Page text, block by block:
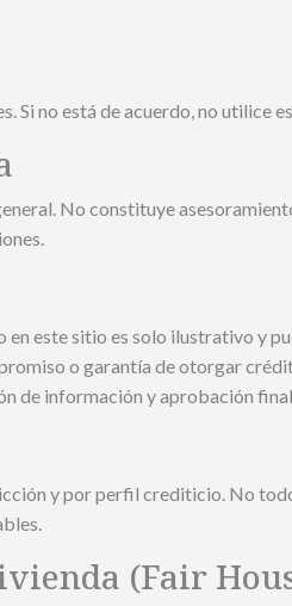
Si no está de acuerdo, no utilice
No constituye
este sitio es solo ilustrativo y
o garantía de otorgar
de información y aprobación
y por perfil crediticio. No
(Fair